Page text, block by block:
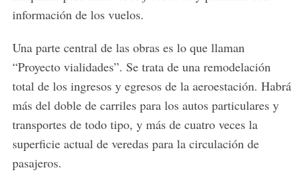
información de los vuelos.
Una parte central de las obras es lo que llaman
“Proyecto vialidades”. Se trata de una remodelación
total de los ingresos y egresos de la aeroestación. Habrá
más del doble de carriles para los autos particulares y
transportes de todo tipo, y más de cuatro veces la
superficie actual de veredas para la circulación de
pasajeros.